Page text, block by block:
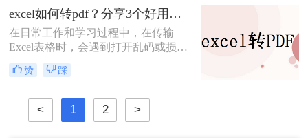
避免这些问题，需要将其转换为PDF
格式。那么excel怎么转pdf格式呢？接
下来推荐3个excel转PDF的方案，一
起来看看吧。
excel如何转pdf？分享3个好用的方法！
在日常工作和学习过程中，在传输
Excel表格时，会遇到打开乱码或损坏
的问题。这会浪费时间，给别人留下
不好的印象。如果想解决类似的问
或PDF文件后再进行传输。而这两个
选项中，更多的用户会选择后者。那
赞 踩
< 1 2 >